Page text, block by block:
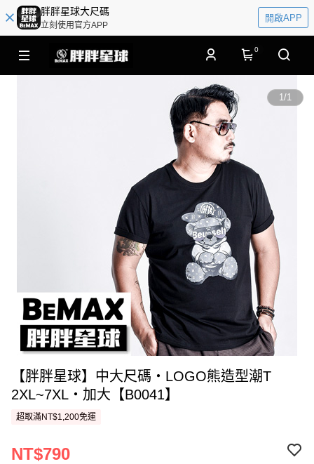
胖胖星球大尺碼
立刻使用官方APP
開啟APP
0
1/1
【胖胖星球】中大尺碼‧LOGO熊造型潮T
2XL~7XL‧加大【B0041】
超取滿NT$1,200免運
NT$790